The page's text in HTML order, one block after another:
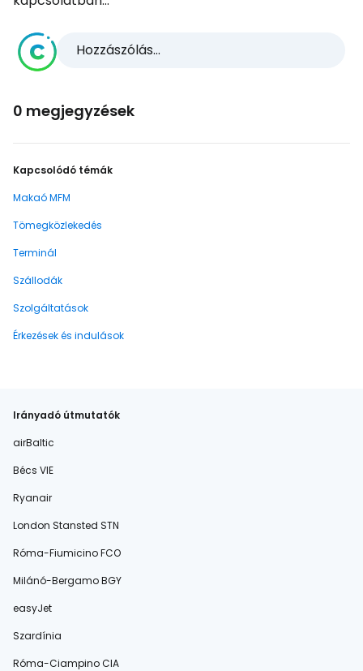
Hozzászólás...
0 megjegyzések
Kapcsolódó témák
Makaó MFM
Tömegközlekedés
Terminál
Szállodák
Szolgáltatások
Érkezések és indulások
Irányadó útmutatók
airBaltic
Bécs VIE
Ryanair
London Stansted STN
Róma-Fiumicino FCO
Milánó-Bergamo BGY
easyJet
Szardínia
Róma-Ciampino CIA